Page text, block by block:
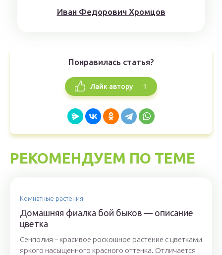
Иван Федорович Хромцов
Понравилась статья?
Лайк автору 1
РЕКОМЕНДУЕМ ПО ТЕМЕ
Комнатные растения
Домашняя фиалка бой быков — описание
цветка
Сенполия – красивое роскошное растение с цветками
яркого насыщенного красного оттенка. Отличается